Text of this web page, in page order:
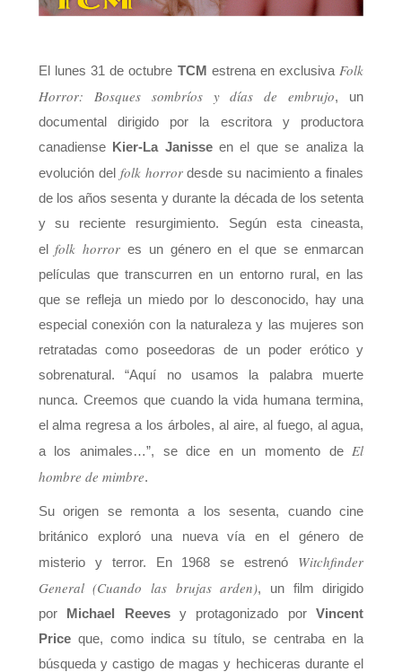
El lunes 31 de octubre TCM estrena en exclusiva Folk
Horror: Bosques sombríos y días de embrujo, un
documental dirigido por la escritora y productora
canadiense Kier-La Janisseen el que se analiza la
evolución del folk horrordesde su nacimiento a finales
de los años sesenta y durante la década de los setenta
y su reciente resurgimiento. Según esta cineasta,
elfolk horrores un género en el que se enmarcan
películas que transcurren en un entorno rural, en las
que se refleja un miedo por lo desconocido, hay una
especial conexión con la naturaleza y las mujeres son
retratadas como poseedoras de un poder erótico y
sobrenatural. “Aquí no usamos la palabra muerte
nunca. Creemos que cuando la vida humana termina,
el alma regresa a los árboles, al aire, al fuego, al agua,
a los animales…”, se dice en un momento de El
hombre de mimbre.
Su origen se remonta a los sesenta, cuando cine
británico exploró una nueva vía en el género de
misterio y terror. En 1968 se estrenó Witchfinder
General (Cuando las brujas arden), un film dirigido
por Michael Reeves y protagonizado porVincent
Price que, como indica su título, se centraba en la
búsqueda y castigo de magas y hechiceras durante el